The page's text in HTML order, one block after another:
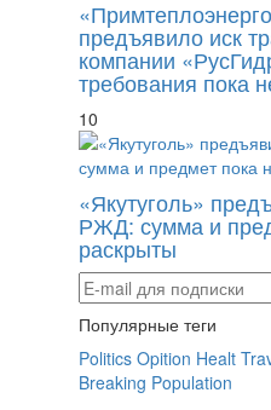
предъявило иск
компании
требования пока
10
«Якутуголь»
РЖД: сумма и
раскрыты
Популярные теги
Politics Opition Healt
Breaking Population